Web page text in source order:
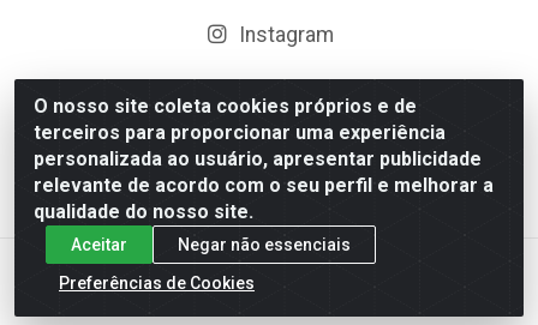
O nosso site coleta cookies próprios e de
terceiros para proporcionar uma experiência
personalizada ao usuário, apresentar publicidade
relevante de acordo com o seu perfil e melhorar a
qualidade do nosso site.
Aceitar
Negar não essenciais
Preferências de Cookies
Instagram
Distribuidora de Cosméticos Antoneto LTDA - BA-052,
km 87 - Industrial, Ipirá - BA, 44600-000 - CNPJ
10.984.107/0001-75